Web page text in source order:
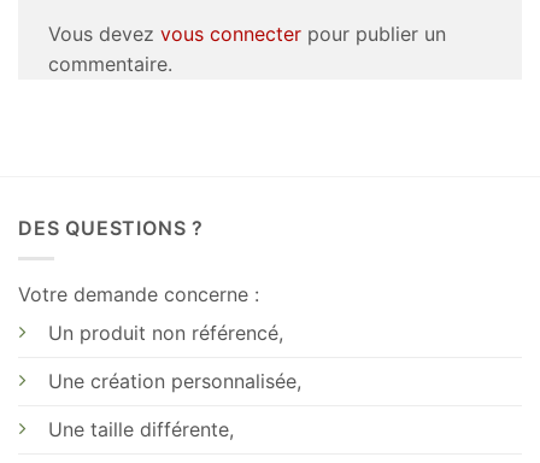
Vous devez vous connecter pour publier un
commentaire.
DES QUESTIONS ?
Votre demande concerne :
Un produit non référencé,
Une création personnalisée,
Une taille différente,